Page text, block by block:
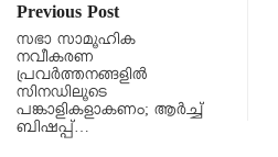
Previous Post
സഭാ സാമൂഹിക
നവീകരണ
പ്രവർത്തനങ്ങളിൽ
സിനഡിലൂടെ
പങ്കാളികളാകണം; ആർച്ച്
ബിഷപ്പ്…